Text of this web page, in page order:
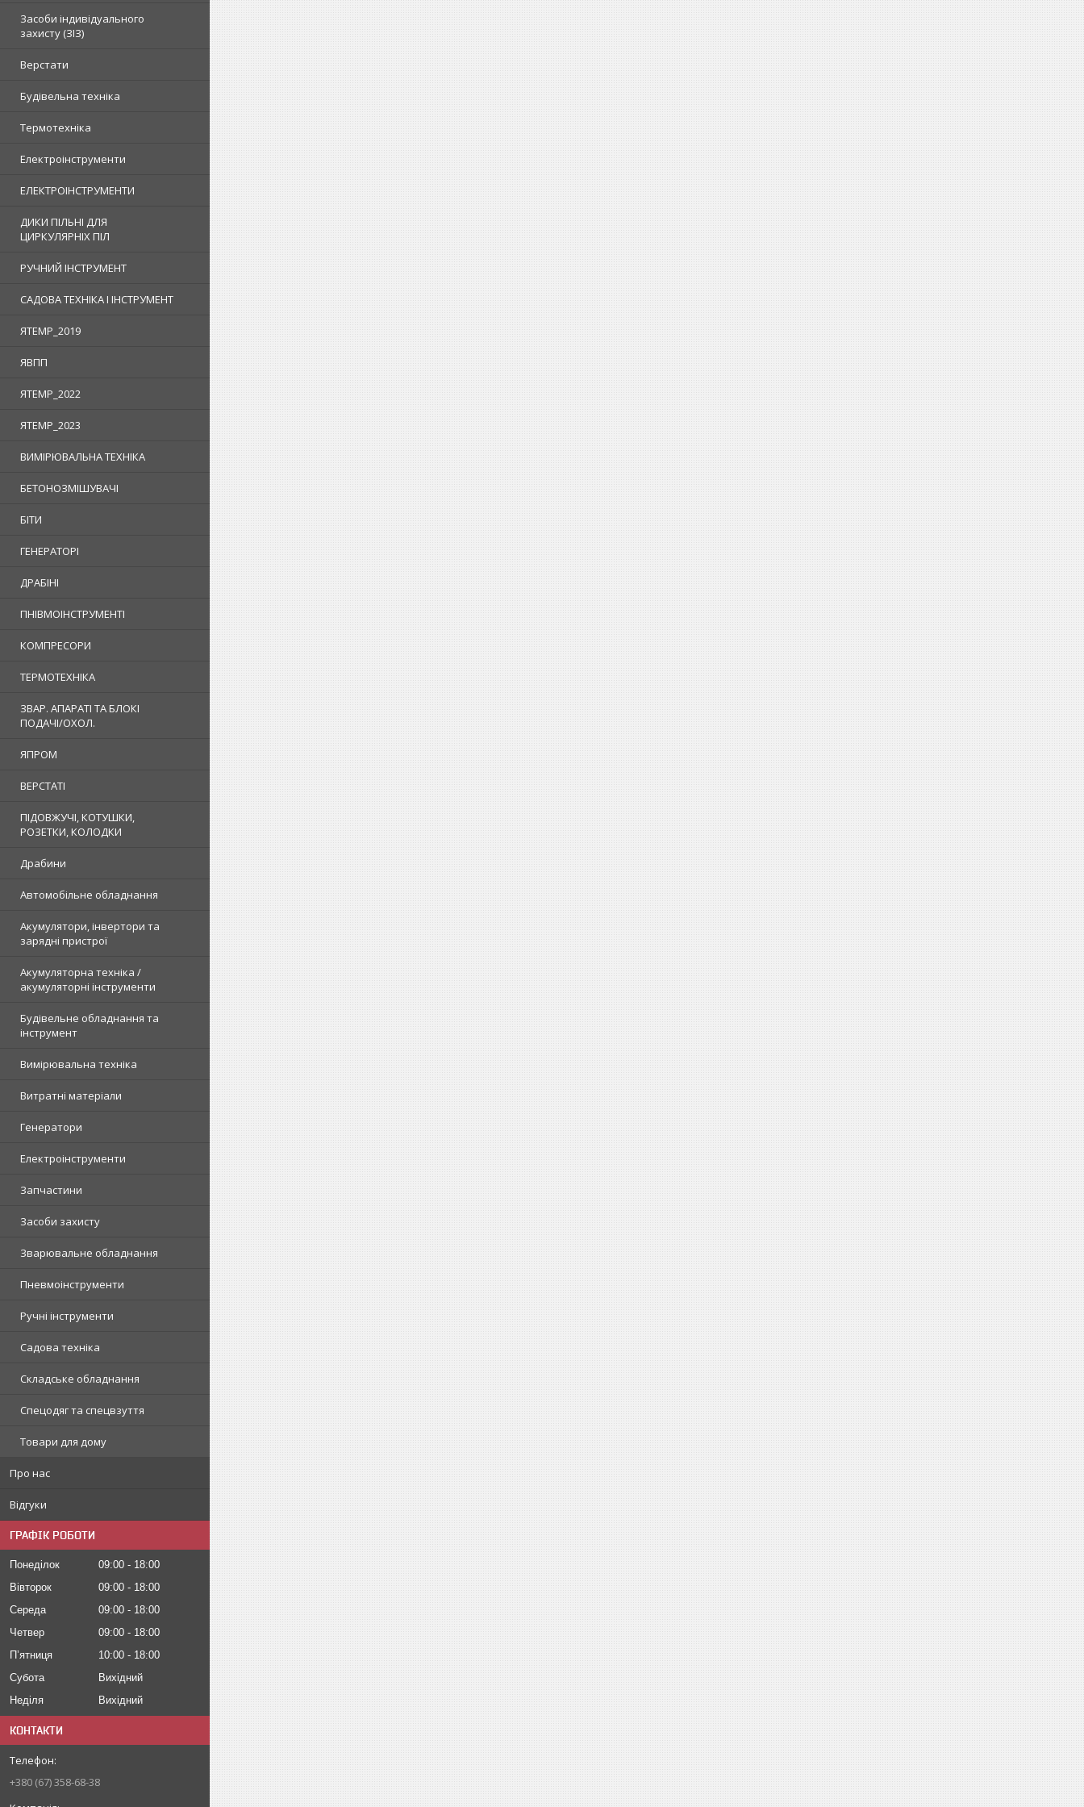
Засоби індивідуального
захисту (ЗІЗ)
Верстати
Будівельна техніка
Термотехніка
Електроінструменти
ЕЛЕКТРОІНСТРУМЕНТИ
ДИКИ ПІЛЬНІ ДЛЯ
ЦИРКУЛЯРНІХ ПІЛ
РУЧНИЙ ІНСТРУМЕНТ
САДОВА ТЕХНІКА І ІНСТРУМЕНТ
ЯTEMP_2019
ЯВПП
ЯTEMP_2022
ЯTEMP_2023
ВИМІРЮВАЛЬНА ТЕХНІКА
БЕТОНОЗМІШУВАЧІ
БІТИ
ГЕНЕРАТОРІ
ДРАБІНІ
ПНІВМОІНСТРУМЕНТІ
КОМПРЕСОРИ
ТЕРМОТЕХНІКА
ЗВАР. АПАРАТІ ТА БЛОКІ
ПОДАЧІ/ОХОЛ.
ЯПРОМ
ВЕРСТАТІ
ПІДОВЖУЧІ, КОТУШКИ,
РОЗЕТКИ, КОЛОДКИ
Драбини
Автомобільне обладнання
Акумулятори, інвертори та
зарядні пристрої
Акумуляторна техніка /
акумуляторні інструменти
Будівельне обладнання та
інструмент
Вимірювальна техніка
Витратні матеріали
Генератори
Електроінструменти
Запчастини
Засоби захисту
Зварювальне обладнання
Пневмоінструменти
Ручні інструменти
Садова техніка
Складське обладнання
Спецодяг та спецвзуття
Товари для дому
Про нас
Відгуки
ГРАФІК РОБОТИ
Понеділок 09:00
18:00
Вівторок
09:00
18:00
Середа
09:00
18:00
Четвер
09:00
18:00
Пʼятниця
10:00
18:00
Субота
Вихідний
Неділя
Вихідний
КОНТАКТИ
+380 (67) 358-68-38